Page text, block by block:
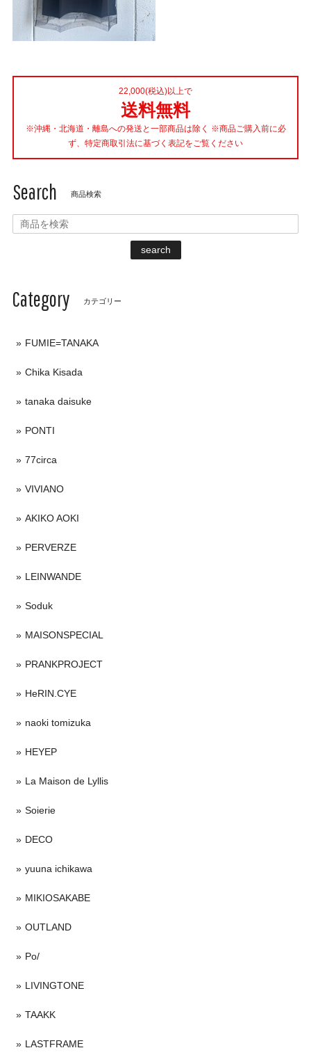
22,000(税込)以上で
送料無料
※沖縄・北海道・離島への発送と一部商品は除く ※商品ご購入前に必
ず、特定商取引法に基づく表記をご覧ください
Search 商品検索
search
Category カテゴリー
FUMIE=TANAKA
Chika Kisada
tanaka daisuke
PONTI
77circa
VIVIANO
AKIKO AOKI
PERVERZE
LEINWANDE
Soduk
MAISONSPECIAL
PRANKPROJECT
HeRIN.CYE
naoki tomizuka
HEYEP
La Maison de Lyllis
Soierie
DECO
yuuna ichikawa
MIKIOSAKABE
OUTLAND
Po/
LIVINGTONE
TAAKK
LASTFRAME